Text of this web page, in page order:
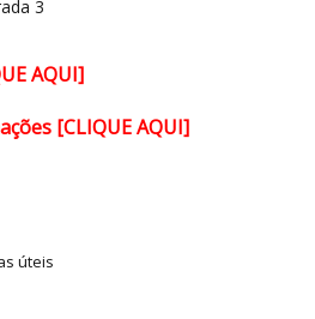
3
AQUI]
[CLIQUE AQUI]
úteis